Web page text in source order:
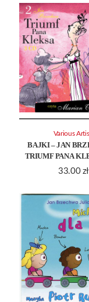
BAJKI – JAN
TRIUMF PANA
33.00 zł
Various